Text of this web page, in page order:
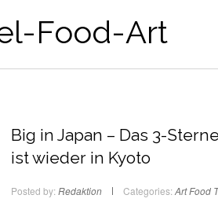
Food-Art
Big in Japan – Das 3-
ist wieder in Kyoto
Posted by: Redaktion Categories: ArtFood